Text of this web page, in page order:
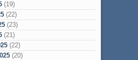
(19)
(22)
(23)
(21)
(22)
(20)